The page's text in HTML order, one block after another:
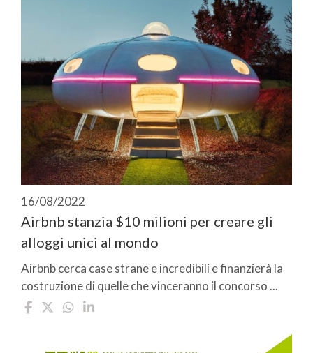
16/08/2022
Airbnb stanzia $10 milioni per creare gli
alloggi unici al mondo
Airbnb cerca case strane e incredibili e finanzierà la
costruzione di quelle che vinceranno il concorso ...